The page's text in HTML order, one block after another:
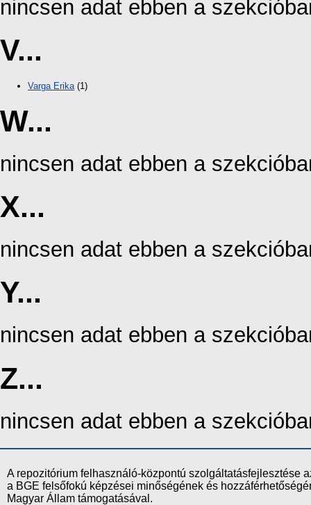
nincsen adat ebben a
V...
Varga Erika (1)
W...
nincsen adat ebben a
X...
nincsen adat ebben a
Y...
nincsen adat ebben a
Z...
nincsen adat ebben a
A repozitórium felhasználó-központú szolgáltatásfejlesztése
a BGE felsőfokú képzései minőségének és
Magyar Állam támogatásával.